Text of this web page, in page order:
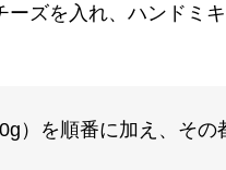
ズを入れ、ハンドミ
）を順番に加え、そ